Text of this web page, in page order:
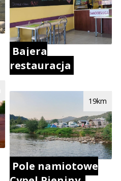
Bajera
restauracja
Pole namiotowe
19km